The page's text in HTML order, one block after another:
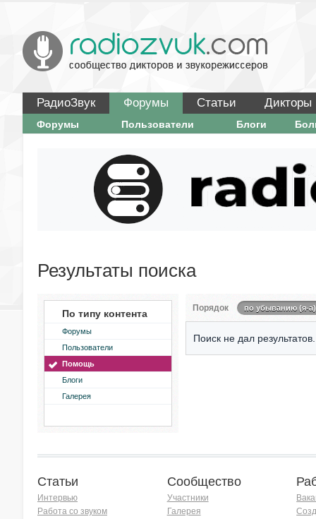
РадиоЗвук Форумы Статьи Дикторы
Форумы Пользователи Блоги
Результаты поиска
По типу контента
Форумы
Пользователи
Помощь
Блоги
Галерея
Порядок по убыванию (я-а)
Поиск не дал результатов.
Статьи
Интервью
Работа со звуком
Сообщество
Участники
Галерея